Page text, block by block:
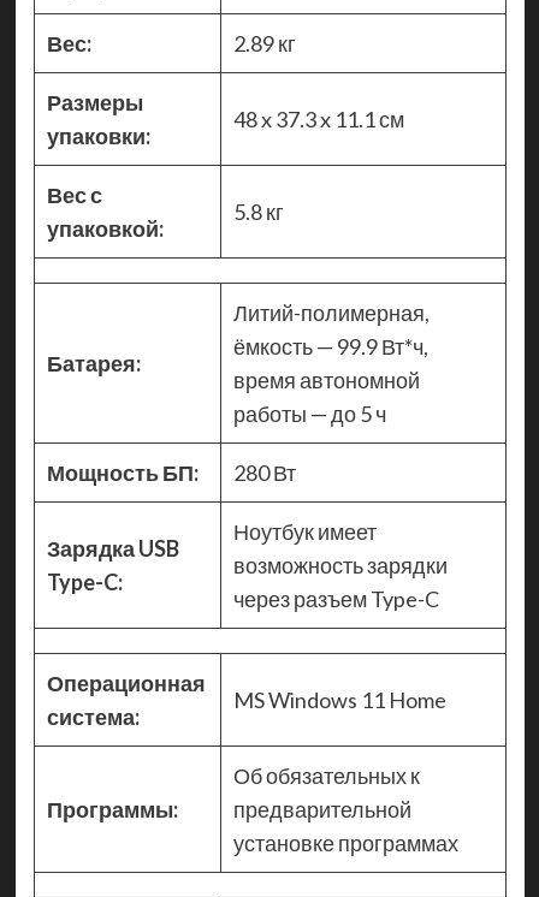
Вес: 2.89 кг
Размеры
упаковки:
48 x 37.3 x 11.1 см
Вес с
упаковкой:
5.8 кг
Батарея:
Литий-полимерная,
ёмкость — 99.9 Вт*ч,
время автономной
работы — до 5 ч
Мощность БП: 280 Вт
Зарядка USB
Type-C:
Ноутбук имеет
возможность зарядки
через разъем Type-C
Операционная
система:
MS Windows 11 Home
Программы:
Об обязательных к
предварительной
установке программах